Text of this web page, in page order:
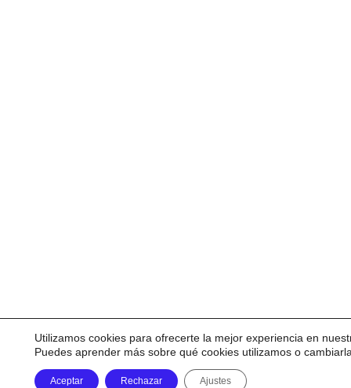
Utilizamos cookies para ofrecerte la mejor experiencia en
Puedes aprender más sobre qué cookies utilizamos o
Aceptar Rechazar Ajustes